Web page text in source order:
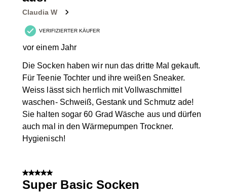
Claudia W
VERIFIZIERTER KÄUFER
vor einem Jahr
Die Socken haben wir nun das dritte Mal gekauft.
Für Teenie Tochter und ihre weißen Sneaker.
Weiss lässt sich herrlich mit Vollwaschmittel
waschen- Schweiß, Gestank und Schmutz ade!
Sie halten sogar 60 Grad Wäsche aus und dürfen
auch mal in den Wärmepumpen Trockner.
Hygienisch!
5 von 5 Sternen.
Super Basic Socken